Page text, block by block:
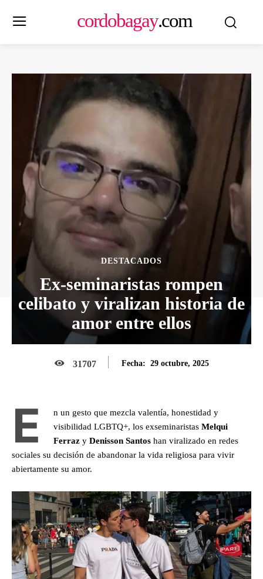
cordobagay.com
DESTACADOS
Ex-seminaristas rompen
celibato y viralizan historia de
amor entre ellos
31707 Fecha: 29 octubre, 2025
E
n un gesto que mezcla valentía, honestidad y
visibilidad LGBTQ+, los ex­seminaristas Melqui
Ferraz y Denisson Santos han viralizado en redes
sociales su decisión de abandonar la vida religiosa para vivir
abiertamente su amor.